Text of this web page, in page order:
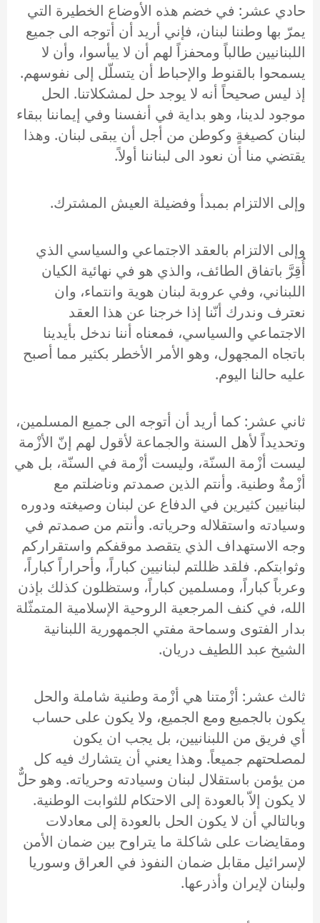
حادي عشر: في خضم هذه الأوضاع الخطيرة التي
يمرّ بها وطننا لبنان، فإني أريد أن أتوجه الى جميع
اللبنانيين طالباً ومحفزاً لهم أن لا ييأسوا، وأن لا
يسمحوا بالقنوط والإحباط أن يتسلّل إلى نفوسهم.
إذ ليس صحيحاً أنه لا يوجد حل لمشكلاتنا. الحل
موجود لدينا، وهو بداية في أنفسنا وفي إيماننا ببقاء
لبنان كصيغةٍ وكوطن من أجل أن يبقى لبنان. وهذا
يقتضي منا أن نعود الى لبناننا أولاً.
وإلى الالتزام بمبدأ وفضيلة العيش المشترك.
وإلى الالتزام بالعقد الاجتماعي والسياسي الذي
أُقِرَّ باتفاق الطائف، والذي هو في نهائية الكيان
اللبناني، وفي عروبة لبنان هوية وانتماء، وان
نعترف وندرك أنّنا إذا خرجنا عن هذا العقد
الاجتماعي والسياسي، فمعناه أننا ندخل بأيدينا
باتجاه المجهول، وهو الأمر الأخطر بكثير مما أصبح
عليه حالنا اليوم.
ثاني عشر: كما أريد أن أتوجه الى جميع المسلمين،
وتحديداً لأهل السنة والجماعة لأقول لهم إنّ الأزْمة
ليست أزْمة السنّة، وليست أزْمة في السنّة، بل هي
أزْمةٌ وطنية. وأنتم الذين صمدتم وناضلتم مع
لبنانيين كثيرين في الدفاع عن لبنان وصيغته ودوره
وسيادته واستقلاله وحرياته. وأنتم من صمدتم في
وجه الاستهداف الذي يتقصد موقفكم واستقراركم
وثوابتكم. فلقد ظللتم لبنانيين كباراً، وأحراراً كباراً،
وعرباً كباراً، ومسلمين كباراً، وستظلون كذلك بإذن
الله، في كنف المرجعية الروحية الإسلامية المتمثّلة
بدار الفتوى وسماحة مفتي الجمهورية اللبنانية
الشيخ عبد اللطيف دريان.
ثالث عشر: أزْمتنا هي أزْمة وطنية شاملة والحل
يكون بالجميع ومع الجميع، ولا يكون على حساب
أي فريق من اللبنانيين، بل يجب ان يكون
لمصلحتهم جميعاً. وهذا يعني أن يتشارك فيه كل
من يؤمن باستقلال لبنان وسيادته وحرياته. وهو حلٌّ
لا يكون إلاّ بالعودة إلى الاحتكام للثوابت الوطنية.
وبالتالي أن لا يكون الحل بالعودة إلى معادلات
ومقايضات على شاكلة ما يتراوح بين ضمان الأمن
لإسرائيل مقابل ضمان النفوذ في العراق وسوريا
ولبنان لإيران وأذرعها.